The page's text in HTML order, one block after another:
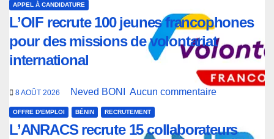
APPEL À CANDIDATURE
L’OIF recrute 100 jeunes francophones
pour des missions de volontariat
international
8 AOÛT 2026 Neved BONI Aucun commentaire
OFFRE D'EMPLOI BÉNIN RECRUTEMENT
L’ANRACS recrute 15 collaborateurs